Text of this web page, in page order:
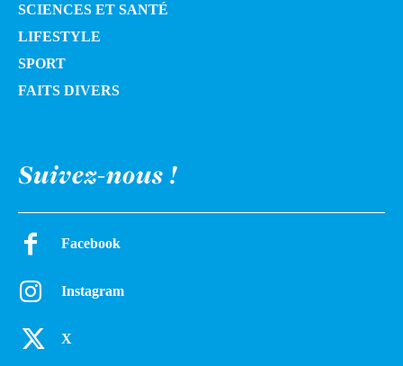
SCIENCES ET SANTÉ
LIFESTYLE
SPORT
FAITS DIVERS
Suivez-nous !
Facebook
Instagram
X